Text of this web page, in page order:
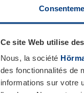
Ce site Web utilise
Nous, la société
des fonctionnalités de
informations sur votre